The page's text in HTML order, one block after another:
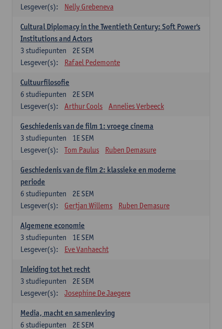
Lesgever(s):
Nelly Grebeneva
Cultural Diplomacy in the Twentieth Century: Soft Power's
Institutions and Actors
2E SEM
3 studiepunten
Lesgever(s):
Rafael Pedemonte
Cultuurfilosofie
2E SEM
6 studiepunten
Lesgever(s):
Arthur Cools Annelies Verbeeck
Geschiedenis van de film 1: vroege cinema
1E SEM
3 studiepunten
Lesgever(s):
Tom Paulus Ruben Demasure
Geschiedenis van de film 2: klassieke en moderne
periode
2E SEM
6 studiepunten
Lesgever(s):
Gertjan Willems Ruben Demasure
Algemene economie
1E SEM
3 studiepunten
Lesgever(s):
Eve Vanhaecht
Inleiding tot het recht
2E SEM
3 studiepunten
Lesgever(s):
Josephine De Jaegere
Media, macht en samenleving
2E SEM
6 studiepunten